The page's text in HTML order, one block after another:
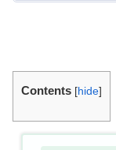
Contents [hide]